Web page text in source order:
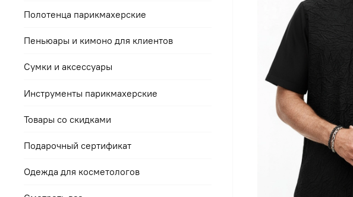
Полотенца парикмахерские
Пеньюары и кимоно для клиентов
Сумки и аксессуары
Инструменты парикмахерские
Товары со скидками
Подарочный сертификат
Одежда для косметологов